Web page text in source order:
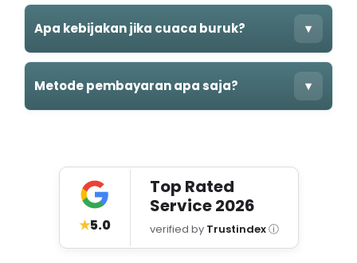
Apa kebijakan jika cuaca buruk? ▾
Metode pembayaran apa saja? ▾
★5.0
Top Rated
Service2026
verified by Trustindexⓘ